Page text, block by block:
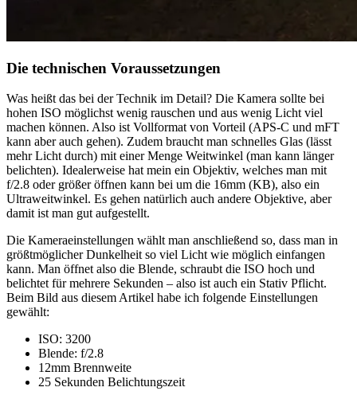
Die technischen Voraussetzungen
Was heißt das bei der Technik im Detail? Die Kamera sollte bei
hohen ISO möglichst wenig rauschen und aus wenig Licht viel
machen können. Also ist Vollformat von Vorteil (APS-C und mFT
kann aber auch gehen). Zudem braucht man schnelles Glas (lässt
mehr Licht durch) mit einer Menge Weitwinkel (man kann länger
belichten). Idealerweise hat mein ein Objektiv, welches man mit
f/2.8 oder größer öffnen kann bei um die 16mm (KB), also ein
Ultraweitwinkel. Es gehen natürlich auch andere Objektive, aber
damit ist man gut aufgestellt.
Die Kameraeinstellungen wählt man anschließend so, dass man in
größtmöglicher Dunkelheit so viel Licht wie möglich einfangen
kann. Man öffnet also die Blende, schraubt die ISO hoch und
belichtet für mehrere Sekunden – also ist auch ein Stativ Pflicht.
Beim Bild aus diesem Artikel habe ich folgende Einstellungen
gewählt:
ISO: 3200
Blende: f/2.8
12mm Brennweite
25 Sekunden Belichtungszeit